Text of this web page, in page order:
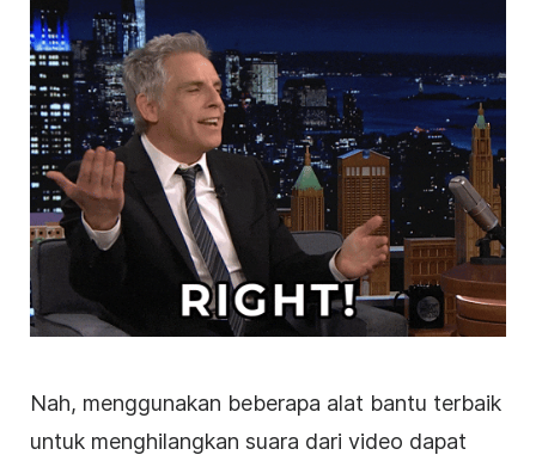
Nah, menggunakan beberapa alat bantu terbaik
untuk menghilangkan suara dari video dapat